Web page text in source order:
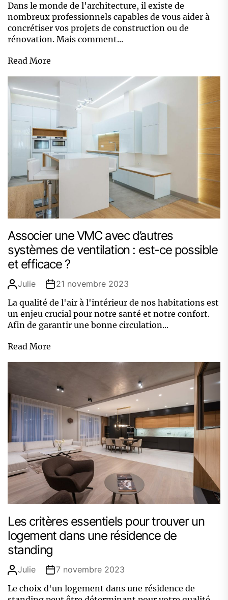
Dans le monde de l'architecture, il existe de
nombreux professionnels capables de vous aider à
concrétiser vos projets de construction ou de
rénovation. Mais comment...
Read More
Associer une VMC avec d’autres
systèmes de ventilation : est-ce possible
et efficace ?
Julie
21 novembre 2023
La qualité de l'air à l'intérieur de nos habitations est
un enjeu crucial pour notre santé et notre confort.
Afin de garantir une bonne circulation...
Read More
Les critères essentiels pour trouver un
logement dans une résidence de
standing
Julie
7 novembre 2023
Le choix d'un logement dans une résidence de